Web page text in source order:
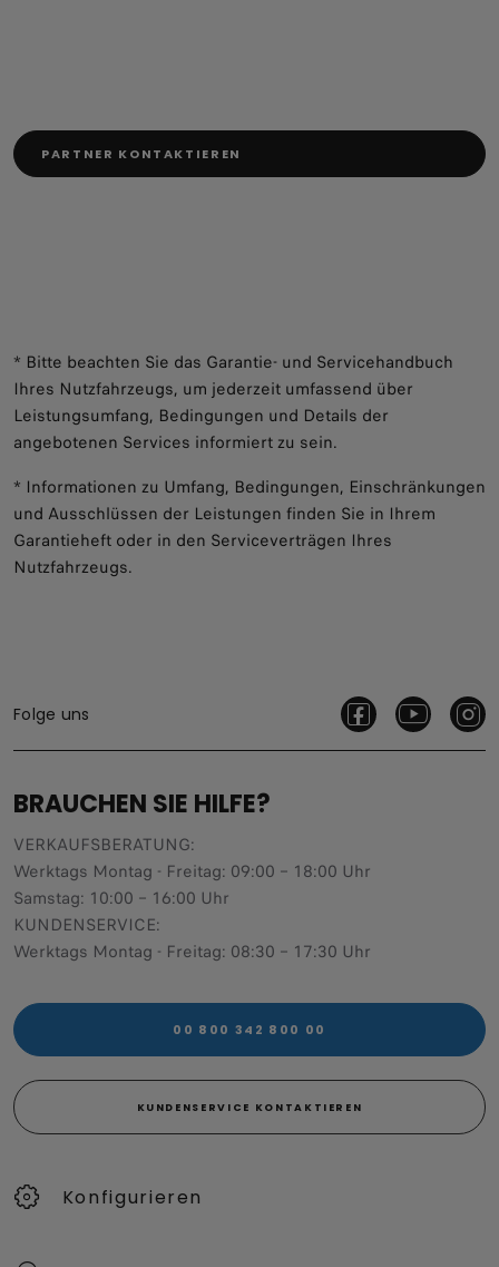
PARTNER KONTAKTIEREN
* Bitte beachten Sie das Garantie- und Servicehandbuch
Ihres Nutzfahrzeugs, um jederzeit umfassend über
Leistungsumfang, Bedingungen und Details der
angebotenen Services informiert zu sein.
* Informationen zu Umfang, Bedingungen, Einschränkungen
und Ausschlüssen der Leistungen finden Sie in Ihrem
Garantieheft oder in den Serviceverträgen Ihres
Nutzfahrzeugs.
Folge uns
BRAUCHEN SIE HILFE?
VERKAUFSBERATUNG​:
Werktags Montag - Freitag: 09:00 – 18:00 Uhr
Samstag: 10:00 – 16:00 Uhr
KUNDENSERVICE:
Werktags Montag - Freitag: 08:30 – 17:30 Uhr
00 800 342 800 00
KUNDENSERVICE KONTAKTIEREN
Konfigurieren​